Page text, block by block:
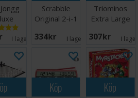
I lager: 1
Scrabble
Original 2-i-1
334 SEK I lager: 8
Triominos
Extra Large
307 SEK I
Köp Köp